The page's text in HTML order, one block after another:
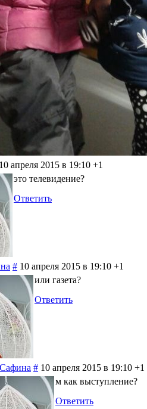
10 апреля 2015 в 19:10 +1
это телевидение?
Ответить
# 10 апреля 2015 в 19:10 +1
или газета?
Ответить
# 10 апреля 2015 в 19:10 +1
м как выступление?
Ответить